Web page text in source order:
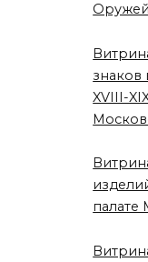
знаков
XVIII-
палате